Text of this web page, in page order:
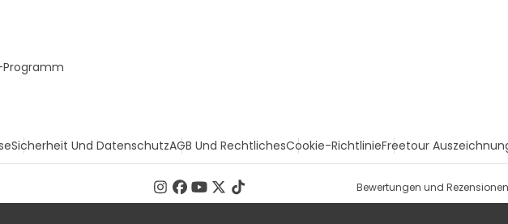
Sicherheit Und DatenschutzAGB Und RechtlichesCookie-RichtlinieFreetour
Bewertungen und